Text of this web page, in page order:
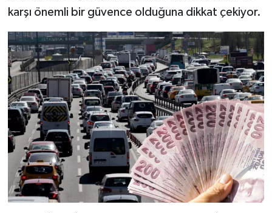
karşı önemli bir güvence olduğuna dikkat çekiyor.